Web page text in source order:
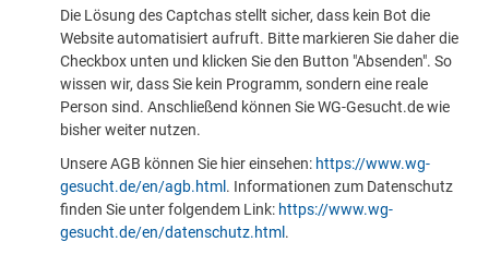
Die Lösung des Captchas stellt sicher, dass kein Bot die
Website automatisiert aufruft. Bitte markieren Sie daher die
Checkbox unten und klicken Sie den Button "Absenden". So
wissen wir, dass Sie kein Programm, sondern eine reale
Person sind. Anschließend können Sie WG-Gesucht.de wie
bisher weiter nutzen.
Unsere AGB können Sie hier einsehen: https://www.wg-
gesucht.de/en/agb.html . Informationen zum Datenschutz
finden Sie unter folgendem Link: https://www.wg-
gesucht.de/en/datenschutz.html .